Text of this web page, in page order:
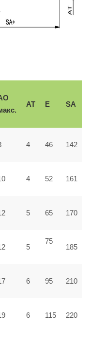
AT E SA
4 46 142
4 52 161
5 65 170
5
75
185
6 95 210
6 115 220